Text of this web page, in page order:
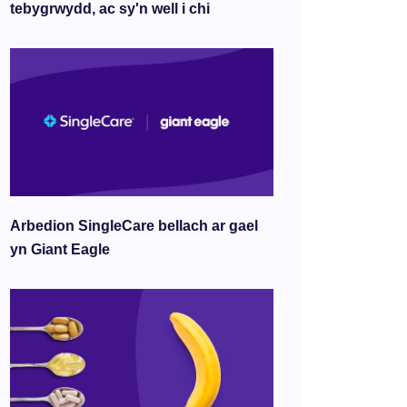
tebygrwydd, ac sy'n well i chi
Arbedion SingleCare bellach ar gael
yn Giant Eagle